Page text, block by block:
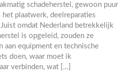
schadeherstel, gewoon puur
plaatwerk, deelreparaties
omdat Nederland betrekkelijk
is opgeleid, zouden ze
aan equipment en technische
doen, waar moet ik
verbinden, wat […]